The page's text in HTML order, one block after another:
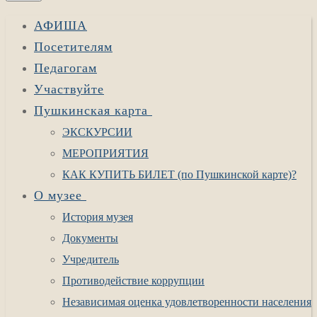
АФИША
Посетителям
Педагогам
Участвуйте
Пушкинская карта
ЭКСКУРСИИ
МЕРОПРИЯТИЯ
КАК КУПИТЬ БИЛЕТ (по Пушкинской карте)?
О музее
История музея
Документы
Учредитель
Противодействие коррупции
Независимая оценка удовлетворенности населения